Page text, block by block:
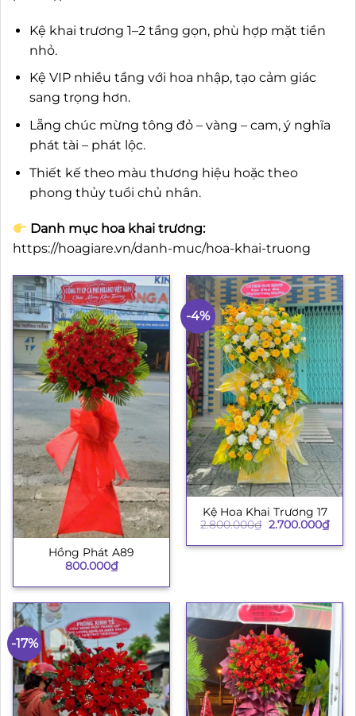
Kệ khai trương 1–2 tầng gọn, phù hợp mặt tiền
nhỏ.
Kệ VIP nhiều tầng với hoa nhập, tạo cảm giác
sang trọng hơn.
Lẵng chúc mừng tông đỏ – vàng – cam, ý nghĩa
phát tài – phát lộc.
Thiết kế theo màu thương hiệu hoặc theo
phong thủy tuổi chủ nhân.
Danh mục hoa khai trương:
https://hoagiare.vn/danh-muc/hoa-khai-truong
Hồng Phát A89
800.000₫
-4%
Kệ Hoa Khai Trương 17
2.800.000₫ Giá
là:
2.700.000₫Giá
hiện
tại
-17%